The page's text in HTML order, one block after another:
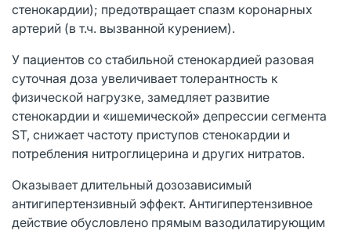
стенокардии); предотвращает спазм коронарных
артерий (в т.ч. вызванной курением).
У пациентов со стабильной стенокардией разовая
суточная доза увеличивает толерантность к
физической нагрузке, замедляет развитие
стенокардии и «ишемической» депрессии сегмента
ST, снижает частоту приступов стенокардии и
потребления нитроглицерина и других нитратов.
Оказывает длительный дозозависимый
антигипертензивный эффект. Антигипертензивное
действие обусловлено прямым вазодилатирующим